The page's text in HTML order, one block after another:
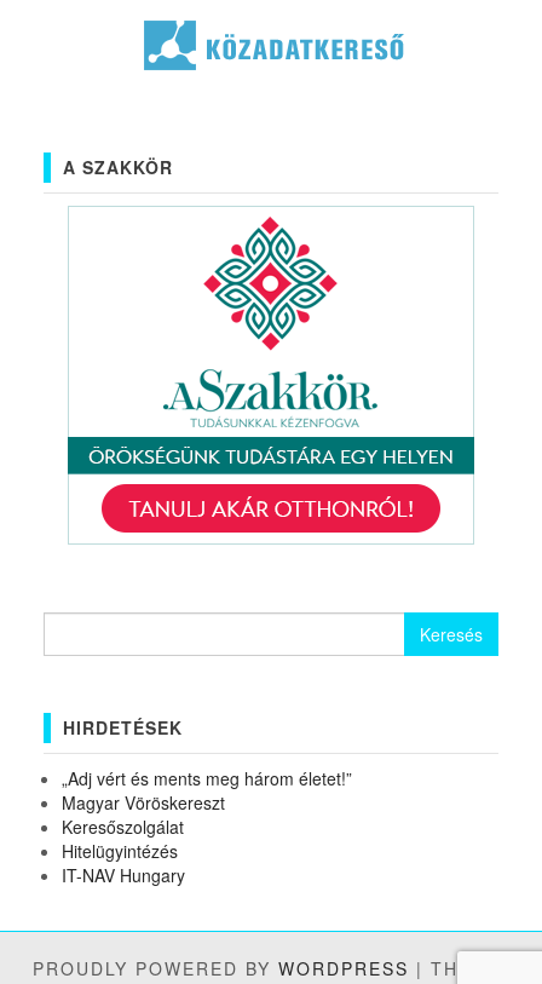
A SZAKKÖR
HIRDETÉSEK
„Adj vért és ments meg három életet!”
Magyar Vöröskereszt
Keresőszolgálat
Hitelügyintézés
IT-NAV Hungary
PROUDLY POWERED BY WORDPRESS | THEME: